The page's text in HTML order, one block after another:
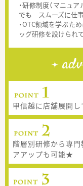
・研修制度（マニュ
でも スムーズに仕事
・OTC領域を学ぶた
ッグ研修を設けられ
甲信越に店舗展開し
階層別研修から専
アアップも可能★